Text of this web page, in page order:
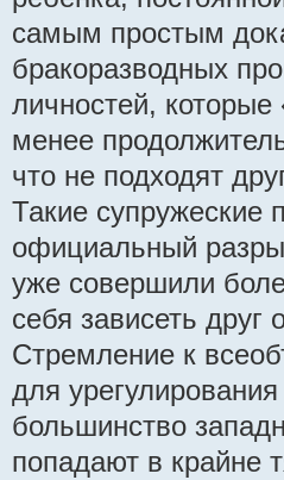
самым простым
бракоразводных
личностей, которые
менее
что не подходят
Такие супружеские
официальный
уже совершили
себя зависеть друг
Стремление к
для
большинство
попадают в крайне